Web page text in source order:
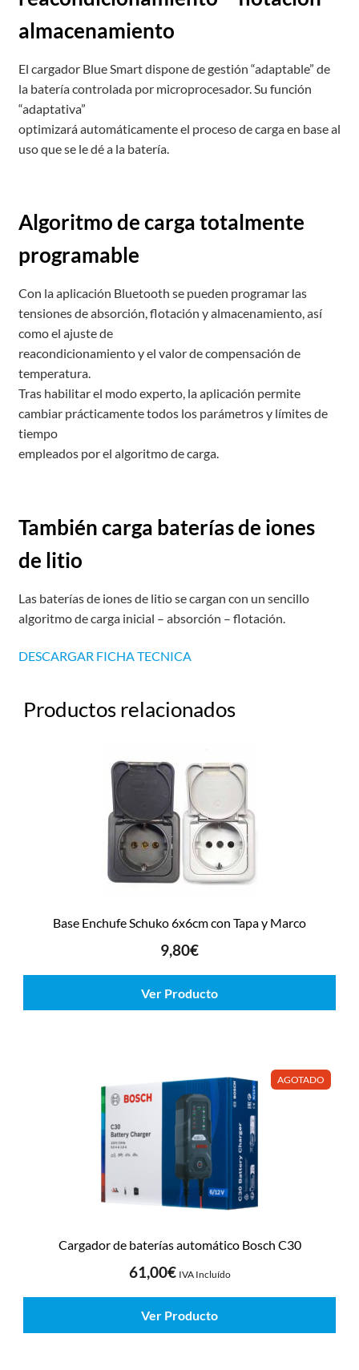
almacenamiento
El cargador Blue Smart dispone de gestión “adaptable” de
la batería controlada por microprocesador. Su función
“adaptativa”
optimizará automáticamente el proceso de carga en base al
uso que se le dé a la batería.
Algoritmo de carga totalmente
programable
Con la aplicación Bluetooth se pueden programar las
tensiones de absorción, flotación y almacenamiento, así
como el ajuste de
reacondicionamiento y el valor de compensación de
temperatura.
Tras habilitar el modo experto, la aplicación permite
cambiar prácticamente todos los parámetros y límites de
tiempo
empleados por el algoritmo de carga.
También carga baterías de iones
de litio
Las baterías de iones de litio se cargan con un sencillo
algoritmo de carga inicial – absorción – flotación.
DESCARGAR FICHA TECNICA
Productos relacionados
Base Enchufe Schuko 6x6cm con Tapa y Marco
9,80€
Ver Producto
AGOTADO
Cargador de baterías automático Bosch C30
61,00€ IVA Incluído
Ver Producto